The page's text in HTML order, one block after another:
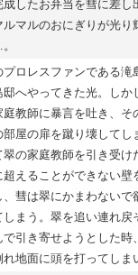
成したお弁当を彗に差
マルのおにぎりが光り
ロレスファンである滝
へやってきた光。しか
教師に暴言を吐き、そ
屋の扉を蹴り壊してし
翠の家庭教師を引き受け
えることができない壁
彗は翠にかまわないで
まう。翠を追い連れ戻
引き寄せようとした時
地面に頭を打ってしま